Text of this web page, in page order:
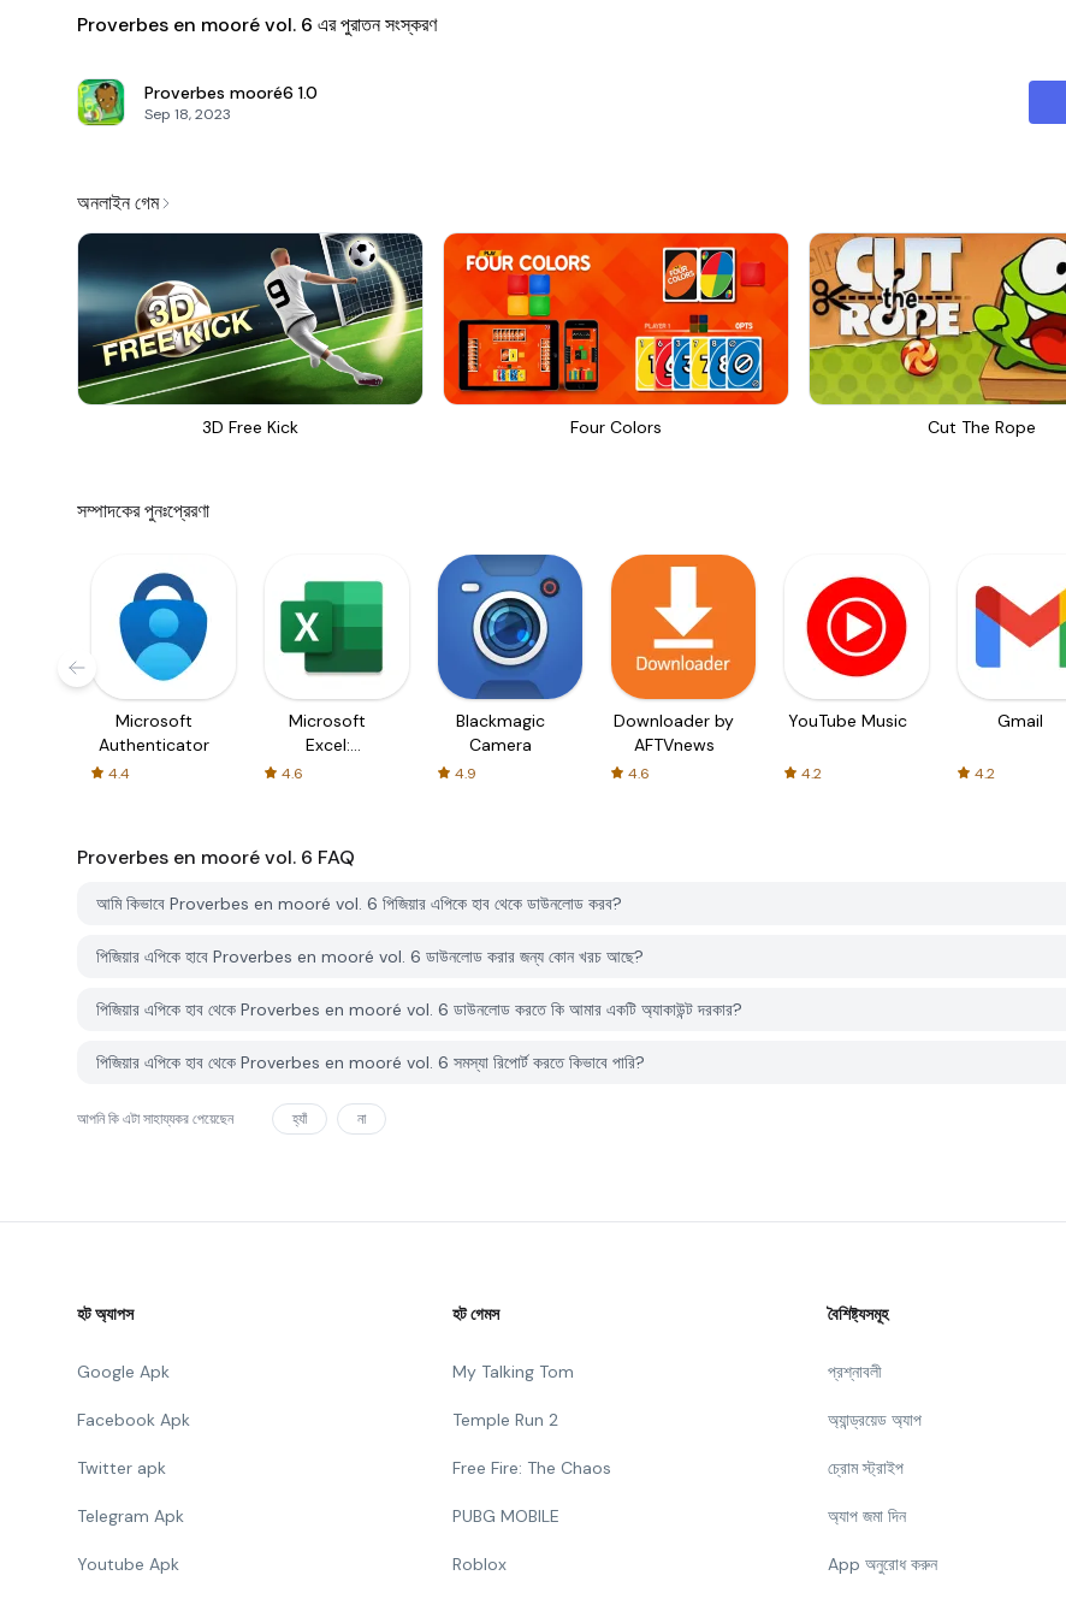
Proverbes en mooré vol. 6 এর পুরাতন সংস্করণ
Proverbes mooré6 1.0
Sep 18, 2023
অনলাইন গেম
3D Free Kick Four Colors Cut The Rope
সম্পাদকের পুনঃপ্রেরণা
Microsoft
Authenticator
4.4
Microsoft
Excel:
Spreadsheets
4.6
Blackmagic
Camera
4.9
Downloader by
AFTVnews
4.6
YouTube Music
4.2
Gmail
4.2
Proverbes en mooré vol. 6 FAQ
আমি কিভাবে Proverbes en mooré vol. 6 পিজিয়ার এপিকে হাব থেকে ডাউনলোড করব?
পিজিয়ার এপিকে হাবে Proverbes en mooré vol. 6 ডাউনলোড করার জন্য কোন খরচ আছে?
পিজিয়ার এপিকে হাব থেকে Proverbes en mooré vol. 6 ডাউনলোড করতে কি আমার একটি অ্যাকাউন্ট দরকার?
পিজিয়ার এপিকে হাব থেকে Proverbes en mooré vol. 6 সমস্যা রিপোর্ট করতে কিভাবে পারি?
আপনি কি এটা সাহায্যকর পেয়েছেন হ্যাঁ না
হট অ্যাপস
Google Apk
Facebook Apk
Twitter apk
Telegram Apk
Youtube Apk
হট গেমস
My Talking Tom
Temple Run 2
Free Fire: The Chaos
PUBG MOBILE
Roblox
বৈশিষ্ট্যসমূহ
প্রশ্নাবলী
অ্যান্ড্রয়েড অ্যাপ
চ্রোম স্ট্রাইপ
অ্যাপ জমা দিন
App অনুরোধ করুন